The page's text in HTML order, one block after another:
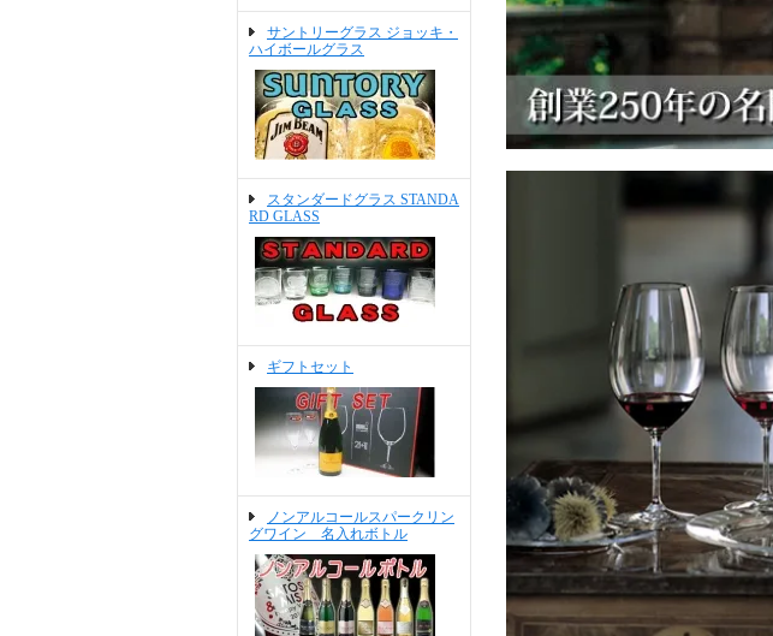
サントリーグラス ジョッキ・
ハイボールグラス
スタンダードグラス STANDA
RD GLASS
ギフトセット
ノンアルコールスパークリン
グワイン 名入れボトル